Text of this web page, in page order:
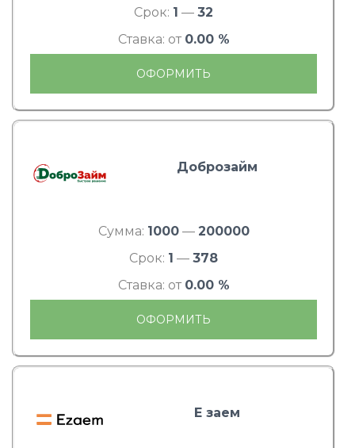
Срок: 1 — 32
Ставка: от 0.00 %
ОФОРМИТЬ
Доброзайм
Сумма: 1000— 200000
Срок: 1 — 378
Ставка: от 0.00 %
ОФОРМИТЬ
Е заем